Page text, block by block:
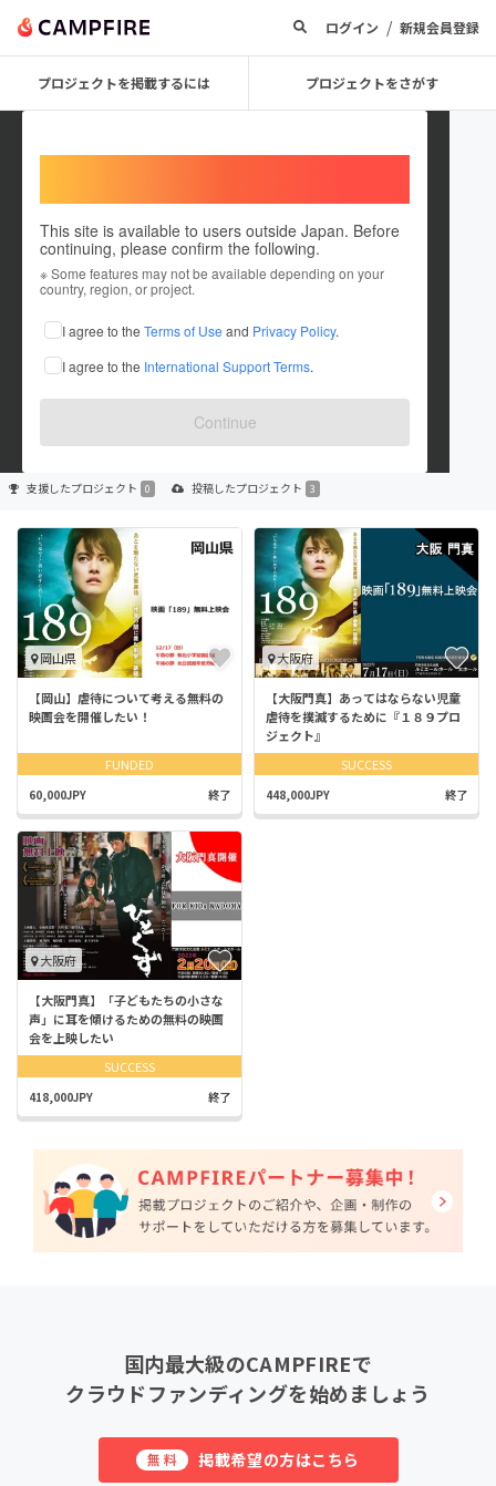
ログイン / 新規会員登録
プロジェクトを掲載するには プロジェクトをさがす
This site is available to users outside Japan. Before
continuing, please confirm the following.
※ Some features may not be available depending on your
country, region, or project.
I agree to the Terms of Use and Privacy Policy.
I agree to the International Support Terms.
Continue
For Kids KADOMA
これまでに3件のプロジェクトを投稿しています
在住国：日本 現在地：未設定
出身国：日本 出身地：未設定
支援したプロジェクト 0 投稿したプロジェクト 3
岡山県
【岡山】虐待について考える無料の
映画会を開催したい！
FUNDED
60,000JPY 終了
大阪府
【大阪門真】あってはならない児童
虐待を撲滅するために『１８９プロ
ジェクト』
SUCCESS
448,000JPY 終了
大阪府
【大阪門真】「子どもたちの小さな
声」に耳を傾けるための無料の映画
会を上映したい
SUCCESS
418,000JPY 終了
国内最大級のCAMPFIREで
クラウドファンディングを始めましょう
無料 掲載希望の方はこちら